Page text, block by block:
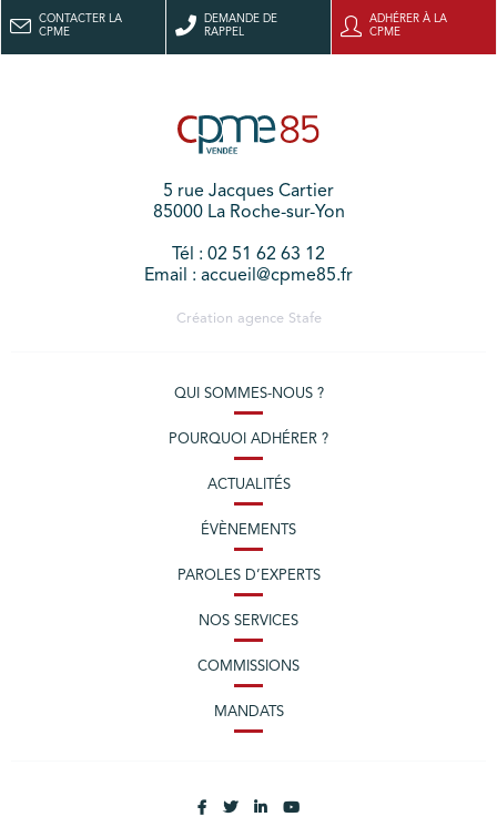
CONTACTER LA
CPME
DEMANDE DE
RAPPEL
ADHÉRER À LA
CPME
5 rue Jacques Cartier
85000 La Roche-sur-Yon
Tél : 02 51 62 63 12
Email : accueil@cpme85.fr
Création agence Stafe
QUI SOMMES-NOUS ?
POURQUOI ADHÉRER ?
ACTUALITÉS
ÉVÈNEMENTS
PAROLES D’EXPERTS
NOS SERVICES
COMMISSIONS
MANDATS